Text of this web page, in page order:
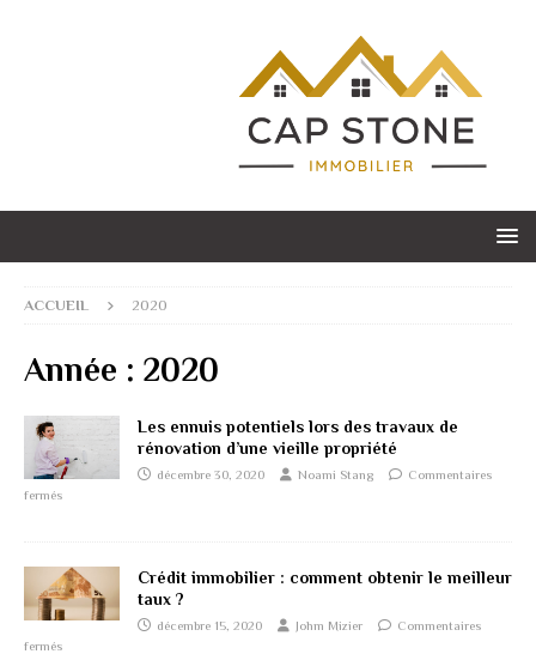
ACCUEIL 2020
Année : 2020
Les ennuis potentiels lors des travaux de
rénovation d’une vieille propriété
décembre 30, 2020 Noami Stang
Commentaires
fermés
Crédit immobilier : comment obtenir le meilleur
taux ?
décembre 15, 2020 Johm Mizier
Commentaires
fermés